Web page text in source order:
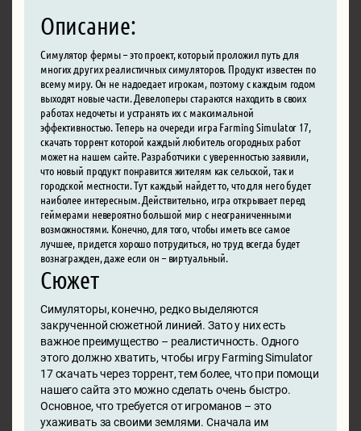
Описание:
Симулятор фермы – это проект, который проложил путь для
многих других реалистичных симуляторов. Продукт известен по
всему миру. Он не надоедает игрокам, поэтому с каждым годом
выходят новые части. Девелоперы стараются находить в своих
работах недочеты и устранять их с максимальной
эффективностью. Теперь на очереди игра Farming Simulator 17,
скачать торрент которой каждый любитель огородных работ
может на нашем сайте. Разработчики с уверенностью заявили,
что новый продукт понравится жителям как сельской, так и
городской местности. Тут каждый найдет то, что для него будет
наиболее интересным. Действительно, игра открывает перед
геймерами невероятно большой мир с неограниченными
возможностями. Конечно, для того, чтобы иметь все самое
лучшее, придется хорошо потрудиться, но труд всегда будет
вознагражден, даже если он – виртуальный.
Сюжет
Симуляторы, конечно, редко выделяются
закрученной сюжетной линией. Зато у них есть
важное преимущество – реалистичность. Одного
этого должно хватить, чтобы игру Farming Simulator
17 скачать через торрент, тем более, что при помощи
нашего сайта это можно сделать очень быстро.
Основное, что требуется от игроманов – это
ухаживать за своими землями. Сначала им